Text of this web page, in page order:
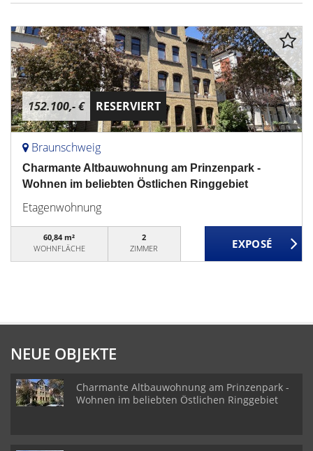
152.100,- € RESERVIERT
Braunschweig
Charmante Altbauwohnung am Prinzenpark -
Wohnen im beliebten Östlichen Ringgebiet
Etagenwohnung
60,84 m²
WOHNFLÄCHE
2
ZIMMER
NEUE OBJEKTE
Charmante Altbauwohnung am Prinzenpark -
Wohnen im beliebten Östlichen Ringgebiet